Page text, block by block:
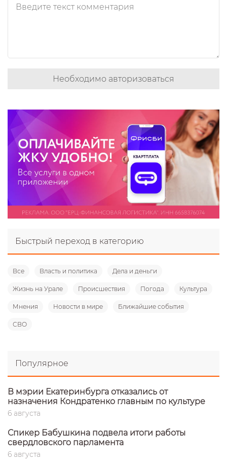
Необходимо авторизоваться
Быстрый переход в категорию
Все Власть и политика Дела и деньги
Жизнь на Урале Происшествия Погода Культура
Мнения Новости в мире Ближайшие события
СВО
Популярное
В мэрии Екатеринбурга отказались от
назначения Кондратенко главным по культуре
6 августа
Спикер Бабушкина подвела итоги работы
свердловского парламента
6 августа